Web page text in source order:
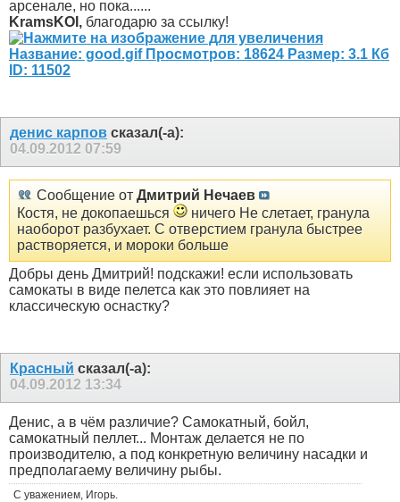
арсенале, но пока......
KramsKOI, благодарю за ссылку!
денис карпов сказал(-а):
04.09.2012 07:59
Сообщение от Дмитрий Нечаев
Костя, не докопаешься
ничего Не слетает, гранула
наоборот разбухает. С отверстием гранула быстрее
растворяется, и мороки больше
Добры день Дмитрий! подскажи! если использовать
самокаты в виде пелетса как это повлияет на
классическую оснастку?
Красный сказал(-а):
04.09.2012 13:34
Денис, а в чём различие? Самокатный, бойл,
самокатный пеллет... Монтаж делается не по
производителю, а под конкретную величину насадки и
предполагаему величину рыбы.
С уважением, Игорь.